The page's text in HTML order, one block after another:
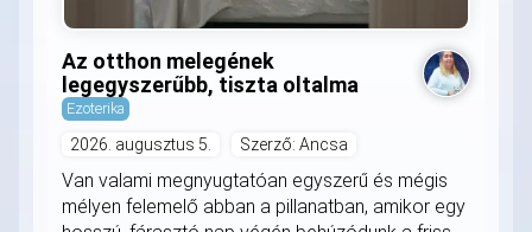
Az otthon melegének
legegyszerűbb, tiszta oltalma
Ezoterika
2026. augusztus 5. Szerző: Ancsa
Van valami megnyugtatóan egyszerű és mégis
mélyen felemelő abban a pillanatban, amikor egy